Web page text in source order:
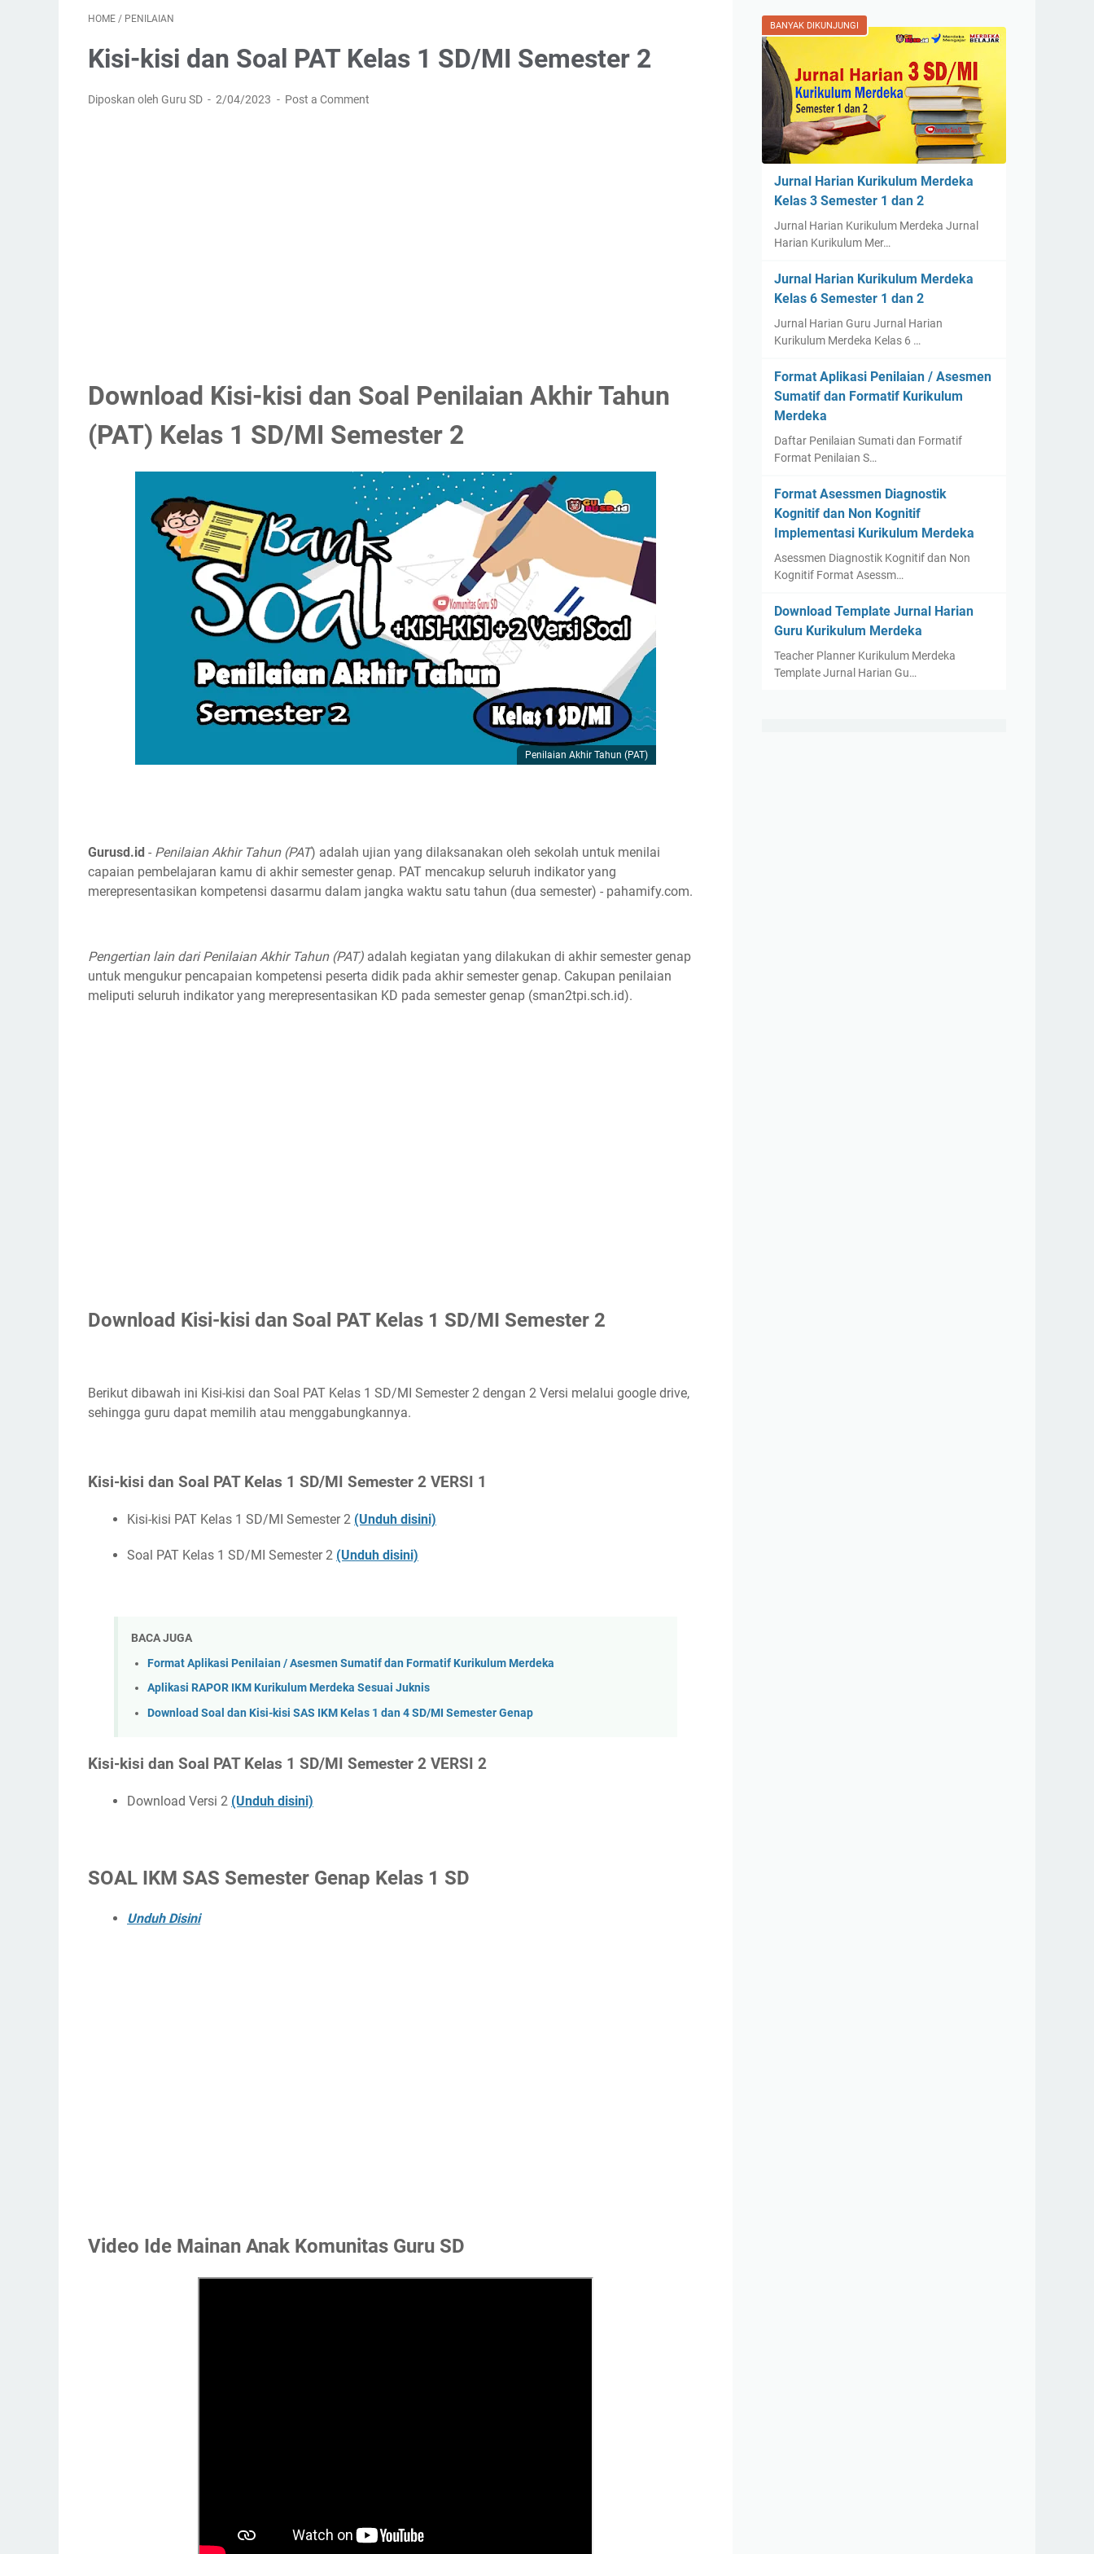
HOME / PENILAIAN
Kisi-kisi dan Soal PAT Kelas 1 SD/MI Semester 2
Diposkan oleh Guru SD 2/04/2023 Post a Comment
Download Kisi-kisi dan Soal Penilaian Akhir Tahun
(PAT) Kelas 1 SD/MI Semester 2
Penilaian Akhir Tahun (PAT)
Gurusd.id - Penilaian Akhir Tahun (PAT) adalah ujian yang dilaksanakan oleh sekolah untuk menilai
capaian pembelajaran kamu di akhir semester genap. PAT mencakup seluruh indikator yang
merepresentasikan kompetensi dasarmu dalam jangka waktu satu tahun (dua semester) - pahamify.com.
Pengertian lain dari Penilaian Akhir Tahun (PAT) adalah kegiatan yang dilakukan di akhir semester genap
untuk mengukur pencapaian kompetensi peserta didik pada akhir semester genap. Cakupan penilaian
meliputi seluruh indikator yang merepresentasikan KD pada semester genap (sman2tpi.sch.id).
Download Kisi-kisi dan Soal PAT Kelas 1 SD/MI Semester 2
Berikut dibawah ini Kisi-kisi dan Soal PAT Kelas 1 SD/MI Semester 2 dengan 2 Versi melalui google drive,
sehingga guru dapat memilih atau menggabungkannya.
Kisi-kisi dan Soal PAT Kelas 1 SD/MI Semester 2 VERSI 1
Kisi-kisi PAT Kelas 1 SD/MI Semester 2 (Unduh disini)
Soal PAT Kelas 1 SD/MI Semester 2 (Unduh disini)
BACA JUGA
Format Aplikasi Penilaian / Asesmen Sumatif dan Formatif Kurikulum Merdeka
Aplikasi RAPOR IKM Kurikulum Merdeka Sesuai Juknis
Download Soal dan Kisi-kisi SAS IKM Kelas 1 dan 4 SD/MI Semester Genap
Kisi-kisi dan Soal PAT Kelas 1 SD/MI Semester 2 VERSI 2
Download Versi 2 (Unduh disini)
SOAL IKM SAS Semester Genap Kelas 1 SD
Unduh Disini
Video Ide Mainan Anak Komunitas Guru SD
BANYAK DIKUNJUNGI
Jurnal Harian Kurikulum Merdeka
Kelas 3 Semester 1 dan 2
Jurnal Harian Kurikulum Merdeka Jurnal
Harian Kurikulum Mer…
Jurnal Harian Kurikulum Merdeka
Kelas 6 Semester 1 dan 2
Jurnal Harian Guru Jurnal Harian
Kurikulum Merdeka Kelas 6 …
Format Aplikasi Penilaian / Asesmen
Sumatif dan Formatif Kurikulum
Merdeka
Daftar Penilaian Sumati dan Formatif
Format Penilaian S…
Format Asessmen Diagnostik
Kognitif dan Non Kognitif
Implementasi Kurikulum Merdeka
Asessmen Diagnostik Kognitif dan Non
Kognitif Format Asessm…
Download Template Jurnal Harian
Guru Kurikulum Merdeka
Teacher Planner Kurikulum Merdeka
Template Jurnal Harian Gu…